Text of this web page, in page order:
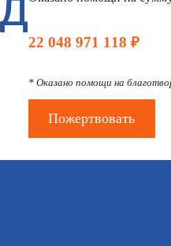
22 048 971 118 ₽
* Оказано помощи на
Пожертвовать